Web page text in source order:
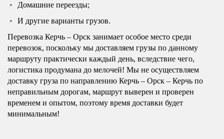
Домашние переезды;
И другие варианты грузов.
Перевозка Керчь – Орск занимает особое место среди
перевозок, поскольку мы доставляем грузы по данному
маршруту практически каждый день, вследствие чего,
логистика продумана до мелочей! Мы не осуществляем
доставку груза по направлению Керчь – Орск – Керчь по
неправильным дорогам, маршрут выверен и проверен
временем и опытом, поэтому время доставки будет
минимальным!